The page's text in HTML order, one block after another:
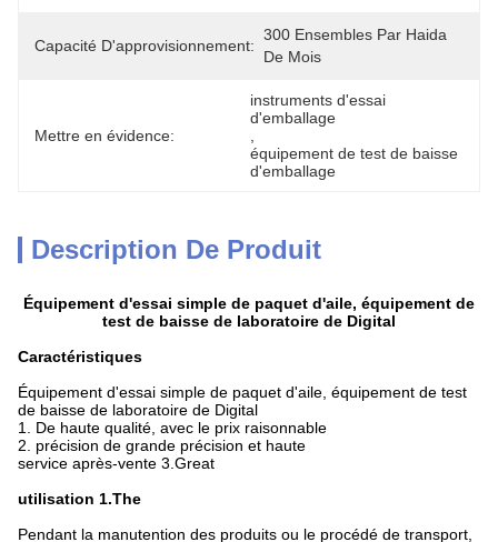
Capacité D'approvisionnement:
300 Ensembles Par Haida
De Mois
Mettre en évidence:
instruments d'essai
d'emballage
équipement de test de baisse
d'emballage
Description De Produit
Équipement d'essai simple de paquet d'aile, équipement de
test de baisse de laboratoire de Digital
Caractéristiques
Équipement d'essai simple de paquet d'aile, équipement de test
de baisse de laboratoire de Digital
1. De haute qualité, avec le prix raisonnable
2. précision de grande précision et haute
service après-vente 3.Great
utilisation 1.The
Pendant la manutention des produits ou le procédé de transport,